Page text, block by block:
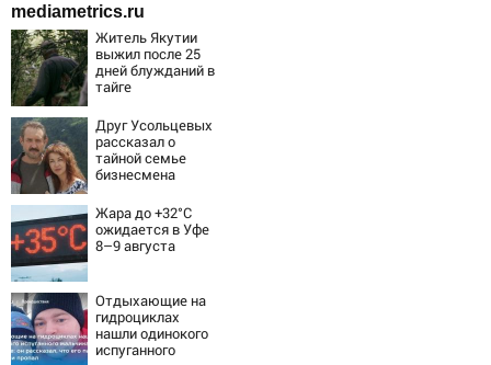
mediametrics.ru
Житель Якутии
выжил после 25
дней блужданий в
тайге
Друг Усольцевых
рассказал о
тайной семье
бизнесмена
Жара до +32°C
ожидается в Уфе
8–9 августа
Отдыхающие на
гидроциклах
нашли одинокого
испуганного